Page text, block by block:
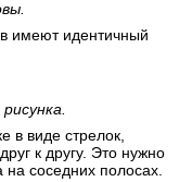
имеют идентичный
в виде стрелок,
к другу. Это нужно
на соседних полосах.